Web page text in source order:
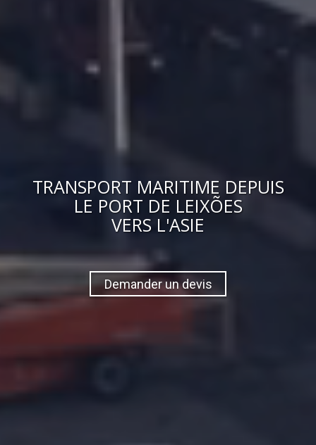
TRANSPORT MARITIME DEPUIS
LE PORT DE LEIXÕES
VERS L'ASIE
Demander un devis